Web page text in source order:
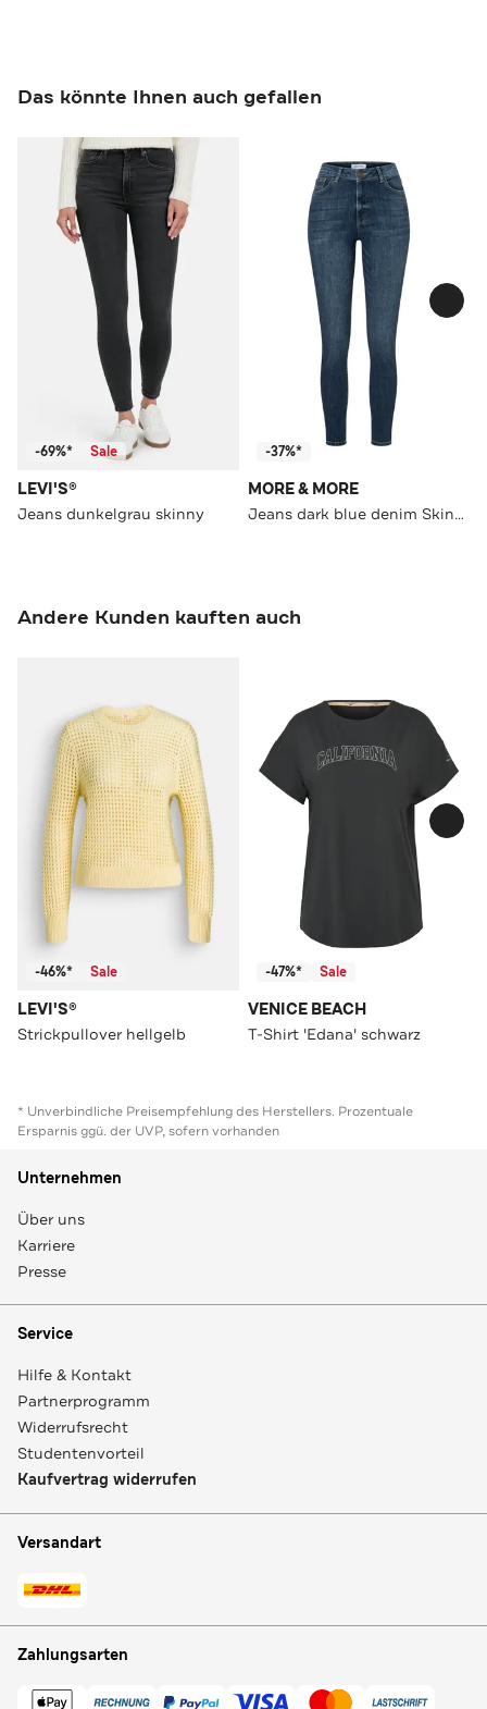
Das könnte Ihnen auch gefallen
-69%* Sale
LEVI'S®
Jeans dunkelgrau skinny
-37%*
MORE & MORE
Jeans dark blue denim Skinny
Andere Kunden kauften auch
-46%* Sale
LEVI'S®
Strickpullover hellgelb
-47%* Sale
VENICE BEACH
T-Shirt 'Edana' schwarz
* Unverbindliche Preisempfehlung des Herstellers. Prozentuale
Ersparnis ggü. der UVP, sofern vorhanden
Unternehmen
Über uns
Karriere
Presse
Service
Hilfe & Kontakt
Partnerprogramm
Widerrufsrecht
Studentenvorteil
Kaufvertrag widerrufen
Versandart
Zahlungsarten